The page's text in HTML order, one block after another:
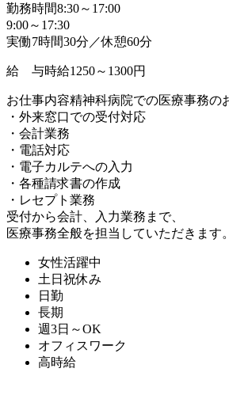
勤務時間8:30～17:00
9:00～17:30
実働7時間30分／休憩60分
給 与時給1250～1300円
お仕事内容精神科病院での医療事務の
・外来窓口での受付対応
・会計業務
・電話対応
・電子カルテへの入力
・各種請求書の作成
・レセプト業務
受付から会計、入力業務まで、
医療事務全般を担当していただきます。
女性活躍中
土日祝休み
日勤
長期
週3日～OK
オフィスワーク
高時給